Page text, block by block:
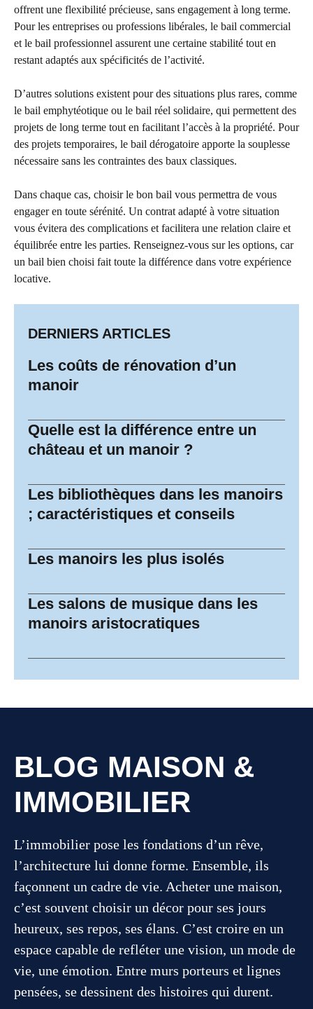
offrent une flexibilité précieuse, sans engagement à long terme.
Pour les entreprises ou professions libérales, le bail commercial
et le bail professionnel assurent une certaine stabilité tout en
restant adaptés aux spécificités de l’activité.
D’autres solutions existent pour des situations plus rares, comme
le bail emphytéotique ou le bail réel solidaire, qui permettent des
projets de long terme tout en facilitant l’accès à la propriété. Pour
des projets temporaires, le bail dérogatoire apporte la souplesse
nécessaire sans les contraintes des baux classiques.
Dans chaque cas, choisir le bon bail vous permettra de vous
engager en toute sérénité. Un contrat adapté à votre situation
vous évitera des complications et facilitera une relation claire et
équilibrée entre les parties. Renseignez-vous sur les options, car
un bail bien choisi fait toute la différence dans votre expérience
locative.
DERNIERS ARTICLES
Les coûts de rénovation d’un
manoir
Quelle est la différence entre un
château et un manoir ?
Les bibliothèques dans les manoirs
; caractéristiques et conseils
Les manoirs les plus isolés
Les salons de musique dans les
manoirs aristocratiques
BLOG MAISON &
IMMOBILIER
L’immobilier pose les fondations d’un rêve,
l’architecture lui donne forme. Ensemble, ils
façonnent un cadre de vie. Acheter une maison,
c’est souvent choisir un décor pour ses jours
heureux, ses repos, ses élans. C’est croire en un
espace capable de refléter une vision, un mode de
vie, une émotion. Entre murs porteurs et lignes
pensées, se dessinent des histoires qui durent.